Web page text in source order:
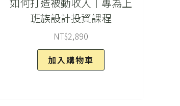
班族設計投資課程
NT$2,890
加入購物車